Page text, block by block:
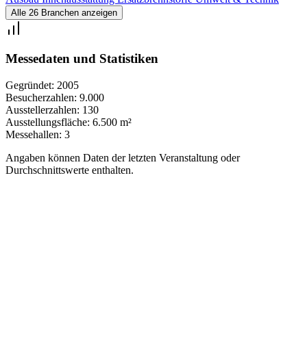
Alle 26 Branchen anzeigen
Messedaten und Statistiken
Gegründet: 2005
Besucherzahlen: 9.000
Ausstellerzahlen: 130
Ausstellungsfläche: 6.500 m²
Messehallen: 3
Angaben können Daten der letzten Veranstaltung oder
Durchschnittswerte enthalten.